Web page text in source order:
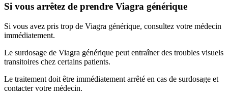
Si vous arrêtez de prendre Viagra générique
Si vous avez pris trop de Viagra générique, consultez votre médecin
immédiatement.
Le surdosage de Viagra générique peut entraîner des troubles visuels
transitoires chez certains patients.
Le traitement doit être immédiatement arrêté en cas de surdosage et
contacter votre médecin.